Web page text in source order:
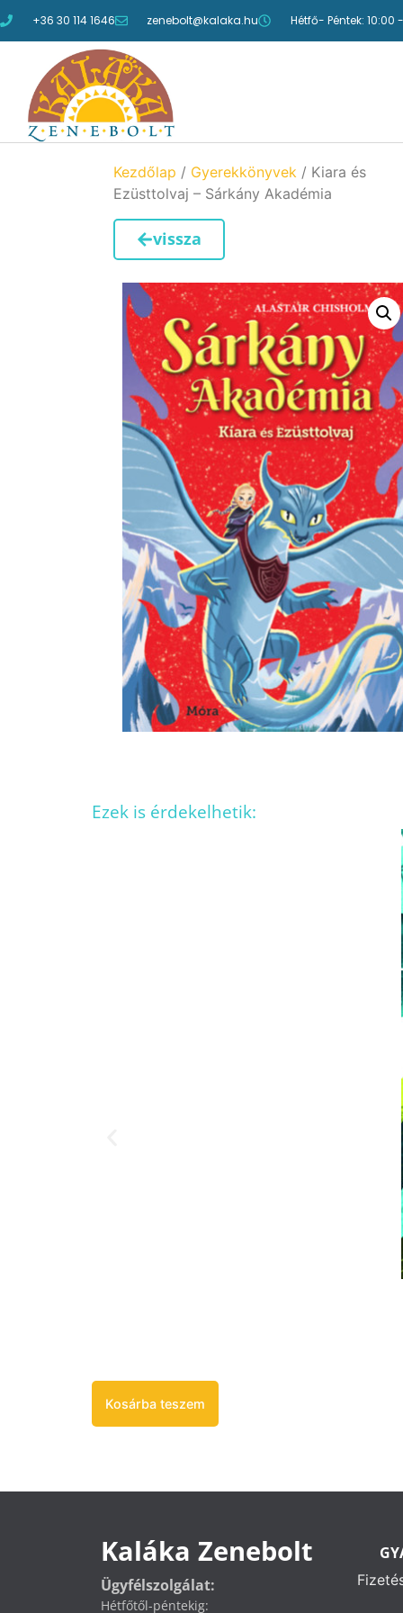
+36 30 114 1646 zenebolt@kalaka.hu Hétfő- Péntek: 10:00
Kezdőlap / Gyerekkönyvek / Kiara és
Ezüsttolvaj – Sárkány Akadémia
vissza
Ezek is érdekelhetik:
Kosárba teszem
Kaláka Zenebolt
Ügyfélszolgálat:
Hétfőtől-péntekig: